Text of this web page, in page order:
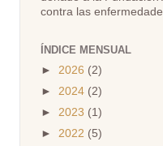
contra las
ÍNDICE MENSUAL
► 2026 (2)
► 2024 (2)
► 2023 (1)
► 2022 (5)